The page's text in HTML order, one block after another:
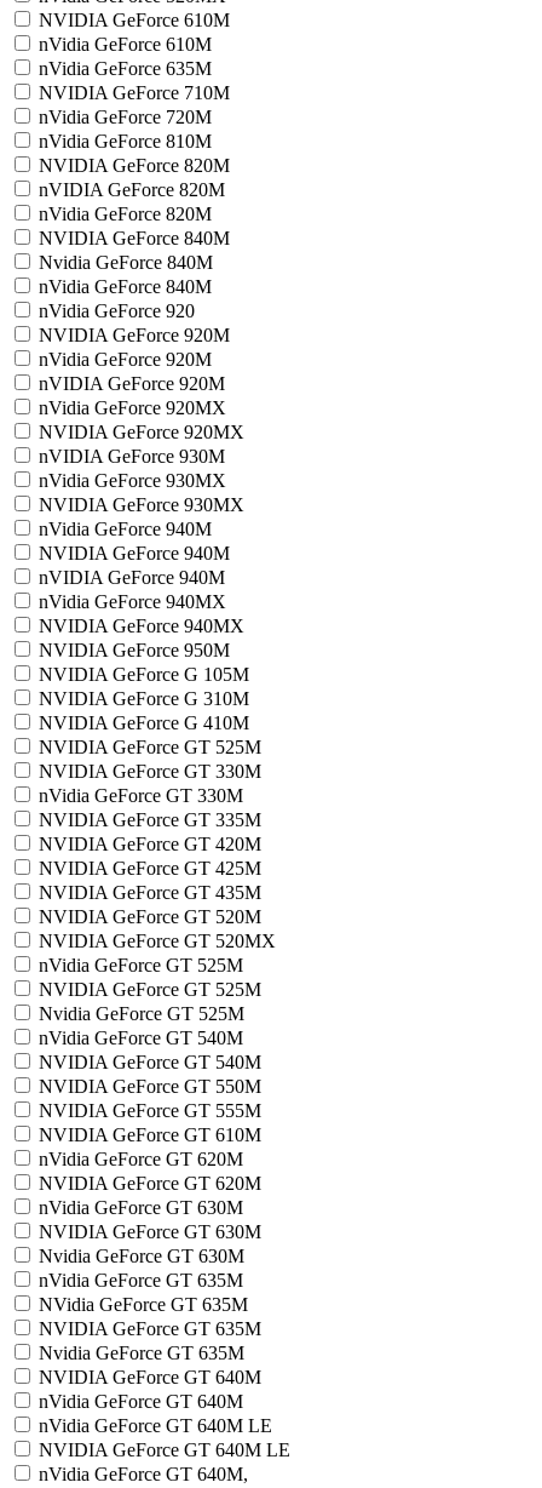
NVIDIA GeForce 610M
nVidia GeForce 610M
nVidia GeForce 635M
NVIDIA GeForce 710M
nVidia GeForce 720M
nVidia GeForce 810M
NVIDIA GeForce 820M
nVIDIA GeForce 820M
nVidia GeForce 820M
NVIDIA GeForce 840M
Nvidia GeForce 840M
nVidia GeForce 840M
nVidia GeForce 920
NVIDIA GeForce 920M
nVidia GeForce 920M
nVIDIA GeForce 920M
nVidia GeForce 920MX
NVIDIA GeForce 920MX
nVIDIA GeForce 930M
nVidia GeForce 930MX
NVIDIA GeForce 930MX
nVidia GeForce 940M
NVIDIA GeForce 940M
nVIDIA GeForce 940M
nVidia GeForce 940MX
NVIDIA GeForce 940MX
NVIDIA GeForce 950M
NVIDIA GeForce G 105M
NVIDIA GeForce G 310M
NVIDIA GeForce G 410M
NVIDIA GeForce GT 525M
NVIDIA GeForce GT 330M
nVidia GeForce GT 330M
NVIDIA GeForce GT 335M
NVIDIA GeForce GT 420M
NVIDIA GeForce GT 425M
NVIDIA GeForce GT 435M
NVIDIA GeForce GT 520M
NVIDIA GeForce GT 520MX
nVidia GeForce GT 525M
NVIDIA GeForce GT 525M
Nvidia GeForce GT 525M
nVidia GeForce GT 540M
NVIDIA GeForce GT 540M
NVIDIA GeForce GT 550M
NVIDIA GeForce GT 555M
NVIDIA GeForce GT 610M
nVidia GeForce GT 620M
NVIDIA GeForce GT 620M
nVidia GeForce GT 630M
NVIDIA GeForce GT 630M
Nvidia GeForce GT 630M
nVidia GeForce GT 635M
NVidia GeForce GT 635M
NVIDIA GeForce GT 635M
Nvidia GeForce GT 635M
NVIDIA GeForce GT 640M
nVidia GeForce GT 640M
nVidia GeForce GT 640M LE
NVIDIA GeForce GT 640M LE
nVidia GeForce GT 640M,